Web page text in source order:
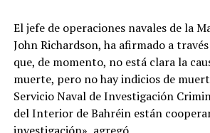
El jefe de operaciones navales de la
John Richardson, ha afirmado a
que, de momento, no está clara la
muerte, pero no hay indicios de
Servicio Naval de Investigación
del Interior de Bahréin están